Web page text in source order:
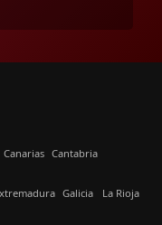
Canarias Cantabria
Galicia La Rioja